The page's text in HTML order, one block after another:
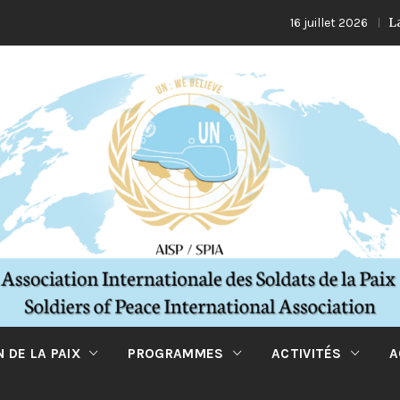
16 juillet 2026 La
DE LA PAIX PROGRAMMES ACTIVITÉS